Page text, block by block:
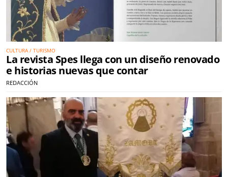
CULTURA / TURISMO
La revista Spes llega con un diseño renovado
e historias nuevas que contar
REDACCIÓN